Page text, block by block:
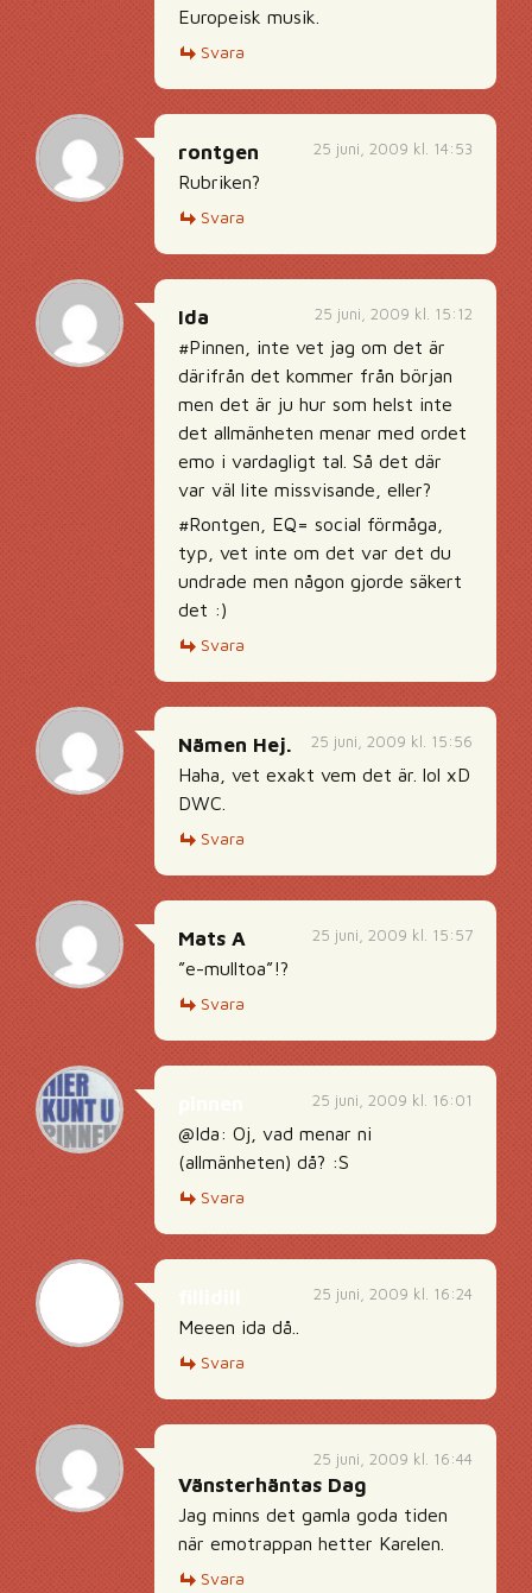
Europeisk musik.
Svara
25 juni, 2009 kl. 14:53
rontgen
Rubriken?
Svara
25 juni, 2009 kl. 15:12
Ida
#Pinnen, inte vet jag om det är
därifrån det kommer från början
men det är ju hur som helst inte
det allmänheten menar med ordet
emo i vardagligt tal. Så det där
var väl lite missvisande, eller?
#Rontgen, EQ= social förmåga,
typ, vet inte om det var det du
undrade men någon gjorde säkert
det :)
Svara
25 juni, 2009 kl. 15:56
Nämen Hej.
Haha, vet exakt vem det är. lol xD
DWC.
Svara
25 juni, 2009 kl. 15:57
Mats A
”e-mulltoa”!?
Svara
25 juni, 2009 kl. 16:01
@Ida: Oj, vad menar ni
(allmänheten) då? :S
Svara
25 juni, 2009 kl. 16:24
Meeen ida då..
Svara
25 juni, 2009 kl. 16:44
Vänsterhäntas Dag
Jag minns det gamla goda tiden
när emotrappan hetter Karelen.
Svara